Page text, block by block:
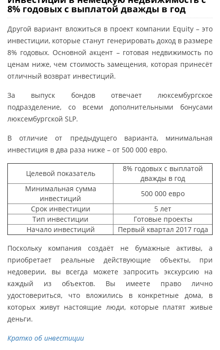
8% годовых с выплатой дважды в год
Другой вариант вложиться в проект компании Equity – это
инвестиции, которые станут генерировать доход в размере
8% годовых. Основной акцент – готовая недвижимость по
ценам ниже, чем стоимость замещения, которая принесёт
отличный возврат инвестиций.
За выпуск бондов отвечает люксембургское
подразделение, со всеми дополнительными бонусами
люксембургской SLP.
В отличие от предыдущего варианта, минимальная
инвестиция в два раза ниже – от 500 000 евро.
Целевой показатель
8% годовых с выплатой
дважды в год
Минимальная сумма
инвестиций
500 000 евро
Срок инвестиции
5 лет
Тип инвестиции
Готовые проекты
Начало инвестиций
Первый квартал 2017 года
Поскольку компания создаёт не бумажные активы, а
приобретает реальные действующие объекты, при
недоверии, вы всегда можете запросить экскурсию на
каждый из объектов. Вы имеете право лично
удостовериться, что вложились в конкретные дома, в
которых живут настоящие люди, которые платят живые
деньги.
Кратко об инвестиции